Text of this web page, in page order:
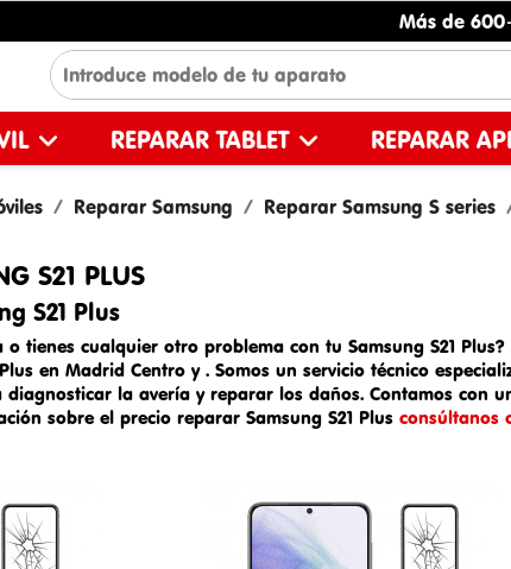
Más de
REPARAR TABLET REPARAR
Reparar Samsung Reparar Samsung S series
S21 PLUS
S21 Plus
tienes cualquier otro problema con tu Samsung S21
en Madrid Centro y . Somos un servicio técnico
la avería y reparar los daños. Contamos con
sobre el precio reparar Samsung S21 Plus consúltanos